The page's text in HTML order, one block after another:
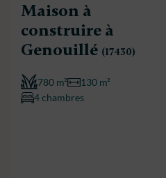
Maison à
construire à
Genouillé (17430)
780 m²
130 m²
4 chambres